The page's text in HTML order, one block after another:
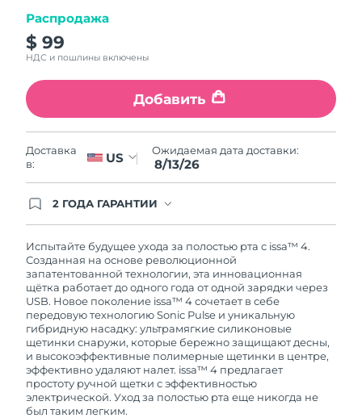
Распродажа
$ 99
НДС и пошлины включены
Добавить
Доставка
в:
US Ожидаемая дата доставки:
8/13/26
2 ГОДА ГАРАНТИИ
Это означает, что если в течение 2-х лет со дня
покупки с продуктом возникнут проблемы,
FOREO заменит его бесплатно.
Испытайте будущее ухода за полостью рта с issa™ 4.
Созданная на основе революционной
запатентованной технологии, эта инновационная
щётка работает до одного года от одной зарядки через
USB. Новое поколение issa™ 4 сочетает в себе
передовую технологию Sonic Pulse и уникальную
гибридную насадку: ультрамягкие силиконовые
щетинки снаружи, которые бережно защищают десны,
и высокоэффективные полимерные щетинки в центре,
эффективно удаляют налет. issa™ 4 предлагает
простоту ручной щетки с эффективностью
электрической. Уход за полостью рта еще никогда не
был таким легким.